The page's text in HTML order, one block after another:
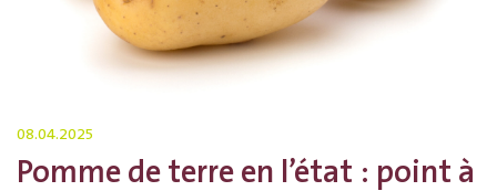
08.04.2025
Pomme de terre en l’état : point à